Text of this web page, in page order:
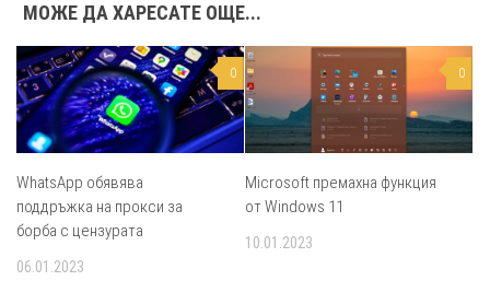
МОЖЕ ДА ХАРЕСАТЕ ОЩЕ...
0
WhatsApp обявява
поддръжка на прокси за
борба с цензурата
06.01.2023
0
Microsoft премахна функция
от Windows 11
10.01.2023